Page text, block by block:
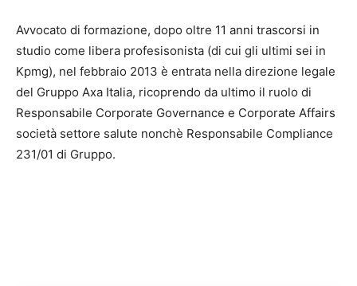
Avvocato di formazione, dopo oltre 11 anni trascorsi in
studio come libera profesisonista (di cui gli ultimi sei in
Kpmg), nel febbraio 2013 è entrata nella direzione legale
del Gruppo Axa Italia, ricoprendo da ultimo il ruolo di
Responsabile Corporate Governance e Corporate Affairs
società settore salute nonchè Responsabile Compliance
231/01 di Gruppo.